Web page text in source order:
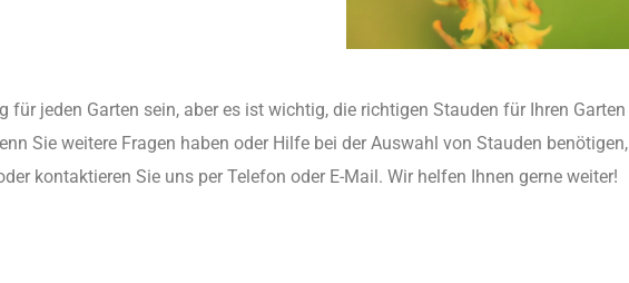
für jeden Garten sein, aber es ist wichtig, die richtigen Stauden für Ihren Garten
Sie weitere Fragen haben oder Hilfe bei der Auswahl von Stauden benötigen,
kontaktieren Sie uns per Telefon oder E-Mail. Wir helfen Ihnen gerne weiter!